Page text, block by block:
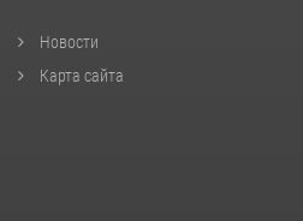
Новости
Карта сайта